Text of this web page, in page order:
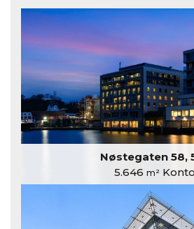
Nøstegaten 58,
5.646 m²